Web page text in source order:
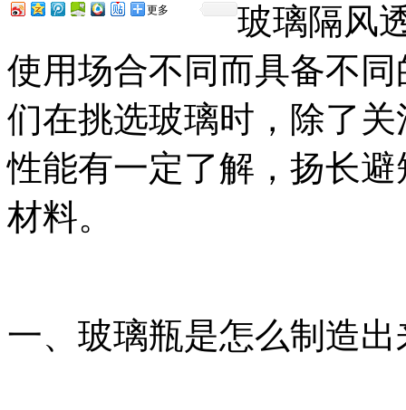
更多
玻璃隔风
使用场合不同而具备不
们在挑选玻璃时，除了
性能有一定了解，扬长
材料。
一、玻璃瓶是怎么制造出